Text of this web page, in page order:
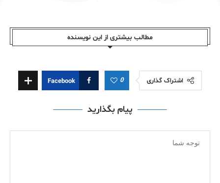
مطالب بیشتری از این نویسندە
اشتراک گذاری 0
Facebook
پیام بگذارید